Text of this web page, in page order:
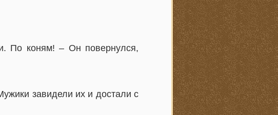
По коням! – Он повернулся,
завидели их и достали с